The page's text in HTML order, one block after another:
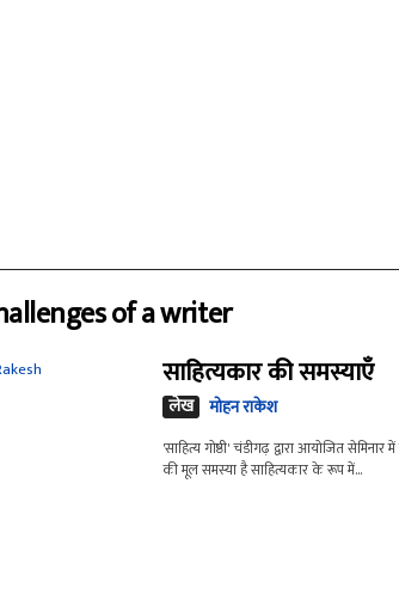
of a writer
साहित्यकार की समस्याएँ
लेख मोहन राकेश
'साहित्य गोष्ठी' चंडीगढ़ द्वारा आयोजित
की मूल समस्या है साहित्यकार के रूप में...